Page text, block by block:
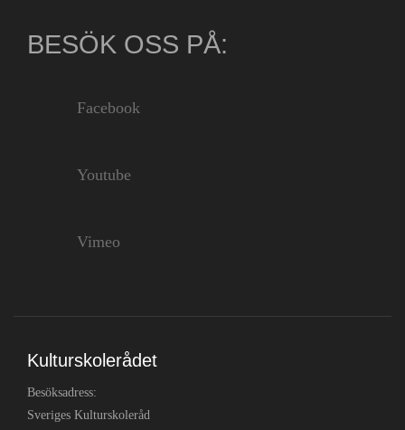
BESÖK OSS PÅ:
Facebook
Youtube
Vimeo
Kulturskolerådet
Besöksadress:
Sveriges Kulturskoleråd